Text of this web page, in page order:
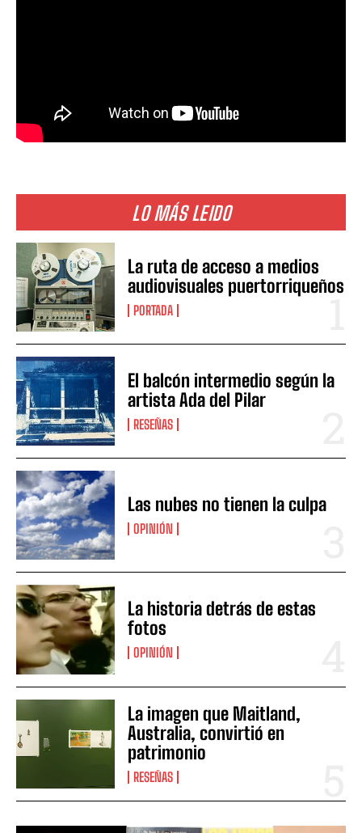
LO MÁS LEIDO
La ruta de acceso a medios
audiovisuales puertorriqueños
PORTADA
El balcón intermedio según la
artista Ada del Pilar
RESEÑAS
Las nubes no tienen la culpa
OPINIÓN
La historia detrás de estas
fotos
OPINIÓN
La imagen que Maitland,
Australia, convirtió en
patrimonio
RESEÑAS